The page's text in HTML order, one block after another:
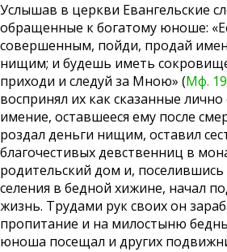
Услышав в церкви Евангельские
обращенные к богатому юноше:
совершенным, пойди, продай
нищим; и будешь иметь
приходи и следуй за Мною» (Мф.
воспринял их как сказанные
имение, оставшееся ему после
роздал деньги нищим, оставил
благочестивых девственниц в
родительский дом и, поселившись
селения в бедной хижине, начал
жизнь. Трудами рук своих он
пропитание и на милостыню
юноша посещал и других